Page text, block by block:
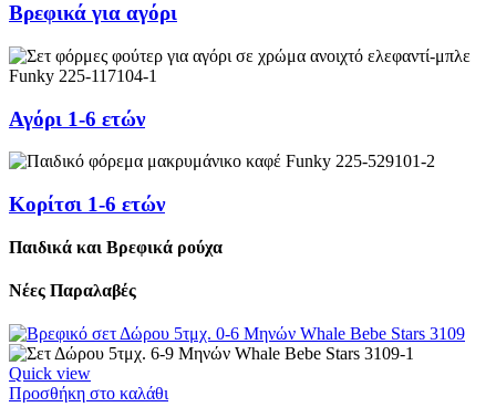
Βρεφικά για αγόρι
Αγόρι 1-6 ετών
Κορίτσι 1-6 ετών
Παιδικά και Βρεφικά ρούχα
Νέες Παραλαβές
Quick view
Προσθήκη στο καλάθι